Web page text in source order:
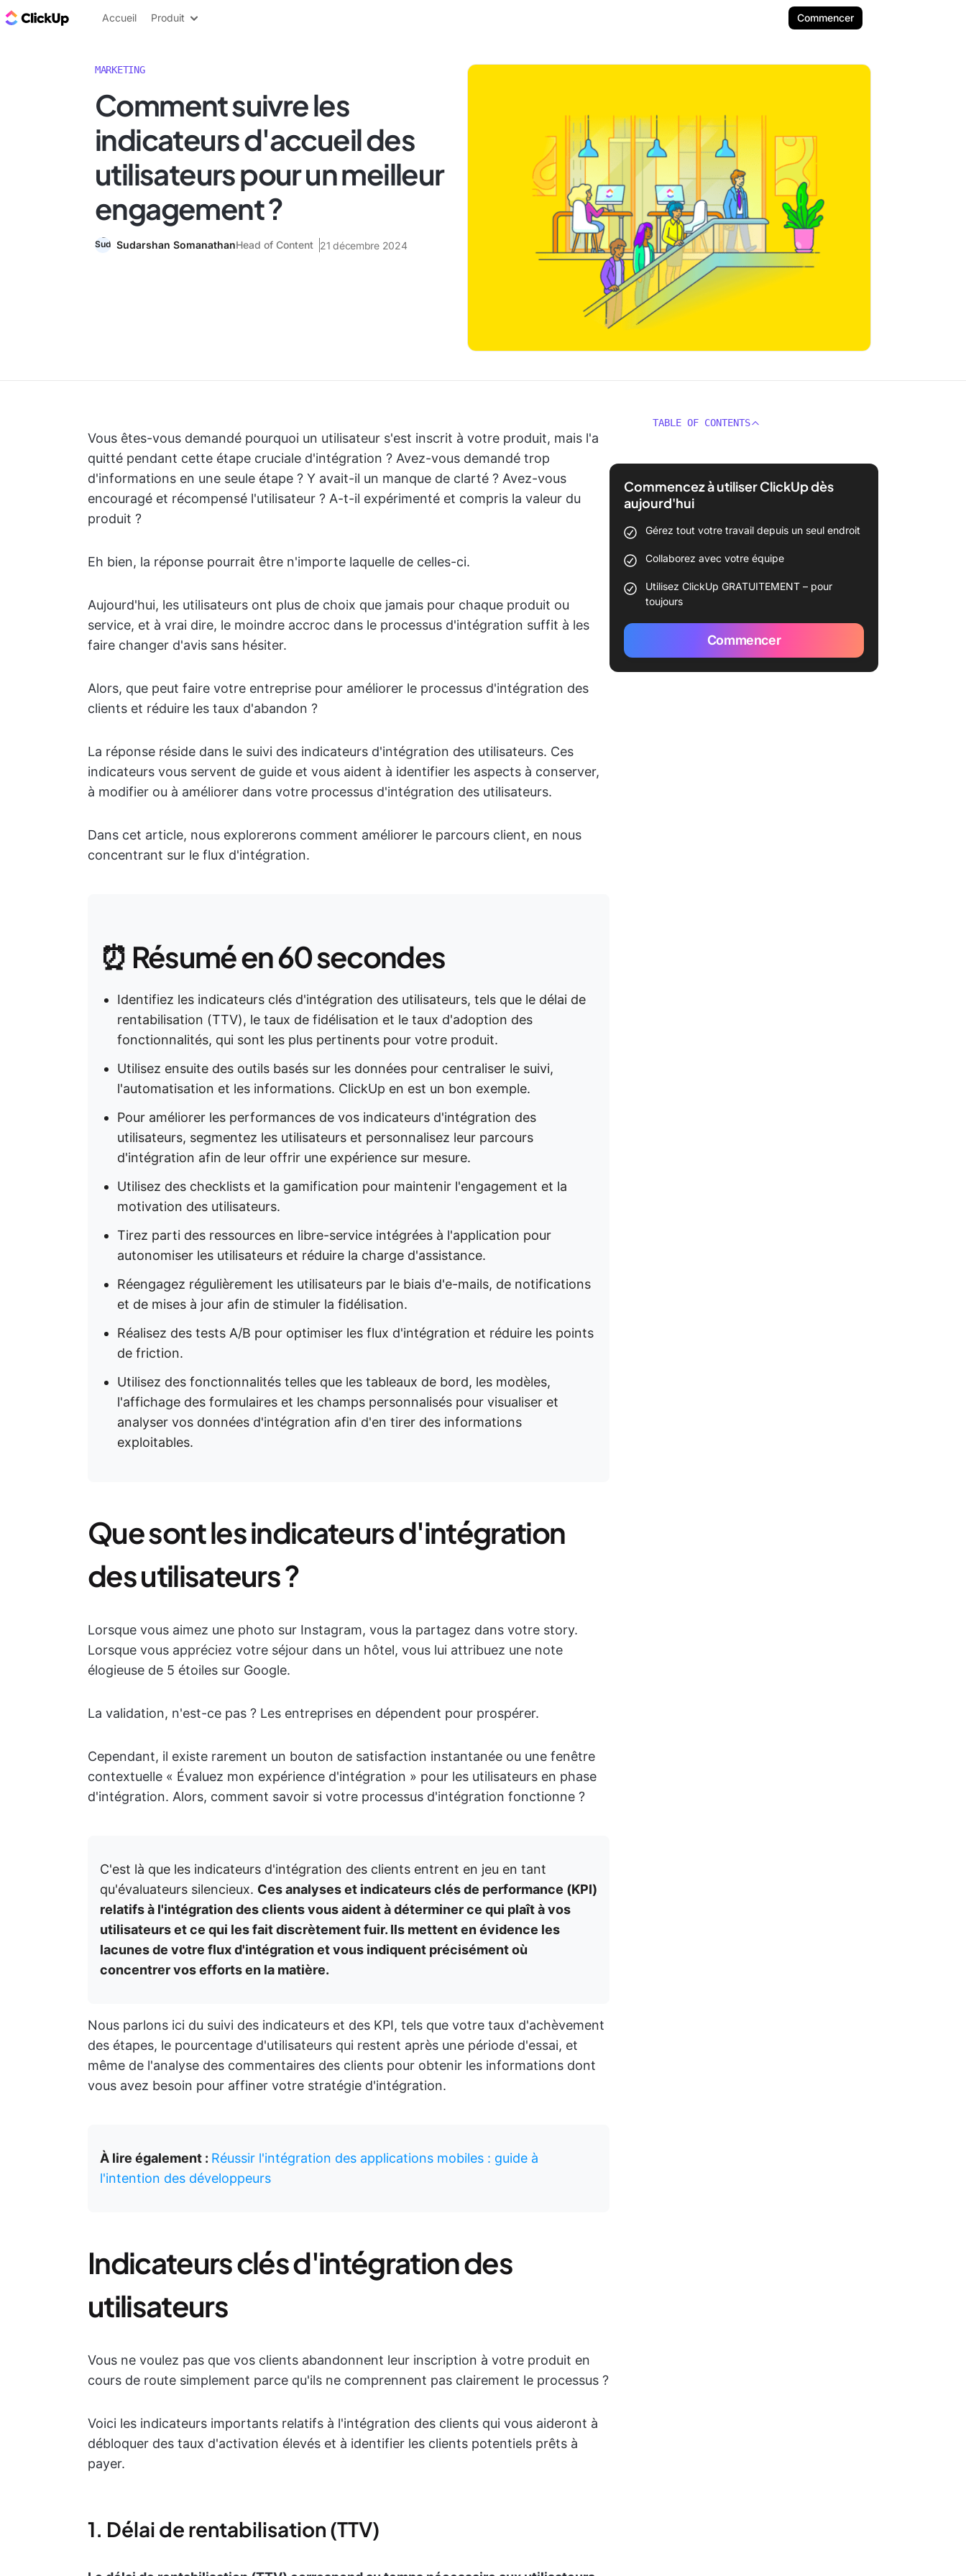
ClickUp Blog
Accueil Produit Commencer
MARKETING
Comment suivre les
indicateurs d'accueil des
utilisateurs pour un meilleur
engagement ?
Sudarshan SomanathanHead of Content 21 décembre 2024
Vous êtes-vous demandé pourquoi un utilisateur s'est inscrit à votre produit, mais l'a
quitté pendant cette étape cruciale d'intégration ? Avez-vous demandé trop
d'informations en une seule étape ? Y avait-il un manque de clarté ? Avez-vous
encouragé et récompensé l'utilisateur ? A-t-il expérimenté et compris la valeur du
produit ?
Eh bien, la réponse pourrait être n'importe laquelle de celles-ci.
Aujourd'hui, les utilisateurs ont plus de choix que jamais pour chaque produit ou
service, et à vrai dire, le moindre accroc dans le processus d'intégration suffit à les
faire changer d'avis sans hésiter.
Alors, que peut faire votre entreprise pour améliorer le processus d'intégration des
clients et réduire les taux d'abandon ?
La réponse réside dans le suivi des indicateurs d'intégration des utilisateurs. Ces
indicateurs vous servent de guide et vous aident à identifier les aspects à conserver,
à modifier ou à améliorer dans votre processus d'intégration des utilisateurs.
Dans cet article, nous explorerons comment améliorer le parcours client, en nous
concentrant sur le flux d'intégration.
⏰ Résumé en 60 secondes
Identifiez les indicateurs clés d'intégration des utilisateurs, tels que le délai de
rentabilisation (TTV), le taux de fidélisation et le taux d'adoption des
fonctionnalités, qui sont les plus pertinents pour votre produit.
Utilisez ensuite des outils basés sur les données pour centraliser le suivi,
l'automatisation et les informations. ClickUp en est un bon exemple.
Pour améliorer les performances de vos indicateurs d'intégration des
utilisateurs, segmentez les utilisateurs et personnalisez leur parcours
d'intégration afin de leur offrir une expérience sur mesure.
Utilisez des checklists et la gamification pour maintenir l'engagement et la
motivation des utilisateurs.
Tirez parti des ressources en libre-service intégrées à l'application pour
autonomiser les utilisateurs et réduire la charge d'assistance.
Réengagez régulièrement les utilisateurs par le biais d'e-mails, de notifications
et de mises à jour afin de stimuler la fidélisation.
Réalisez des tests A/B pour optimiser les flux d'intégration et réduire les points
de friction.
Utilisez des fonctionnalités telles que les tableaux de bord, les modèles,
l'affichage des formulaires et les champs personnalisés pour visualiser et
analyser vos données d'intégration afin d'en tirer des informations
exploitables.
Que sont les indicateurs d'intégration
des utilisateurs ?
Lorsque vous aimez une photo sur Instagram, vous la partagez dans votre story.
Lorsque vous appréciez votre séjour dans un hôtel, vous lui attribuez une note
élogieuse de 5 étoiles sur Google.
La validation, n'est-ce pas ? Les entreprises en dépendent pour prospérer.
Cependant, il existe rarement un bouton de satisfaction instantanée ou une fenêtre
contextuelle « Évaluez mon expérience d'intégration » pour les utilisateurs en phase
d'intégration. Alors, comment savoir si votre processus d'intégration fonctionne ?
C'est là que les indicateurs d'intégration des clients entrent en jeu en tant
qu'évaluateurs silencieux. Ces analyses et indicateurs clés de performance (KPI)
relatifs à l'intégration des clients vous aident à déterminer ce qui plaît à vos
utilisateurs et ce qui les fait discrètement fuir. Ils mettent en évidence les
lacunes de votre flux d'intégration et vous indiquent précisément où
concentrer vos efforts en la matière.
Nous parlons ici du suivi des indicateurs et des KPI, tels que votre taux d'achèvement
des étapes, le pourcentage d'utilisateurs qui restent après une période d'essai, et
même de l'analyse des commentaires des clients pour obtenir les informations dont
vous avez besoin pour affiner votre stratégie d'intégration.
À lire également : Réussir l'intégration des applications mobiles : guide à
l'intention des développeurs
Indicateurs clés d'intégration des
utilisateurs
Vous ne voulez pas que vos clients abandonnent leur inscription à votre produit en
cours de route simplement parce qu'ils ne comprennent pas clairement le processus ?
Voici les indicateurs importants relatifs à l'intégration des clients qui vous aideront à
débloquer des taux d'activation élevés et à identifier les clients potentiels prêts à
payer.
1. Délai de rentabilisation (TTV)
TABLE OF CONTENTS
Commencez à utiliser ClickUp dès
aujourd'hui
Gérez tout votre travail depuis un seul endroit
Collaborez avec votre équipe
Utilisez ClickUp GRATUITEMENT – pour
toujours
Commencer